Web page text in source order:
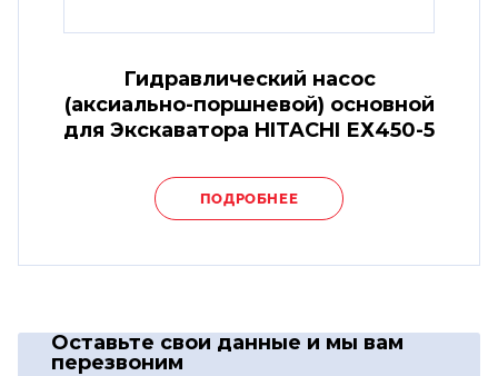
Гидравлический насос
(аксиально-поршневой) основной
для Экскаватора HITACHI ЕХ450-5
ПОДРОБНЕЕ
Оставьте свои данные и мы вам
перезвоним